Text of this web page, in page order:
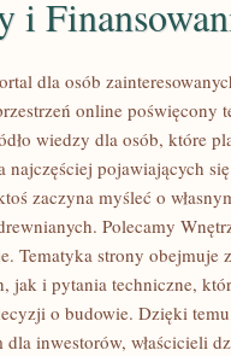
i
dla osób
online poświęcony
wiedzy dla osób, które
najczęściej pojawiających
zaczyna myśleć o
Polecamy
Tematyka strony obejmuje
jak i pytania techniczne,
o budowie. Dzięki
inwestorów, właścicieli